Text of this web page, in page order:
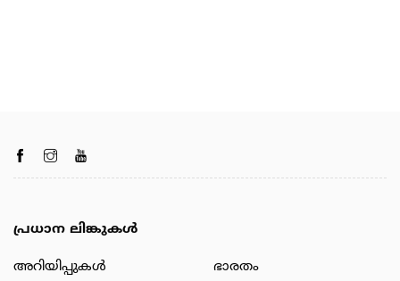
പ്രധാന ലിങ്കുകൾ
അറിയിപ്പുകള്‍
ഭാരതം